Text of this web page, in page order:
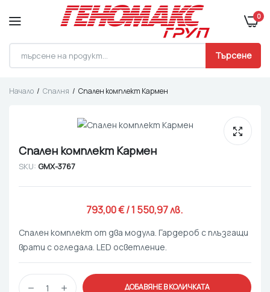
0
Търсене
Начало Спалня Спален комплект Кармен
Спален комплект Кармен
SKU: GMX-3767
793,00 € / 1 550,97 лв.
Спален комплект от два модула. Гардероб с плъзгащи
врати с огледала. LED осветление.
ДОБАВЯНЕ В КОЛИЧКАТА